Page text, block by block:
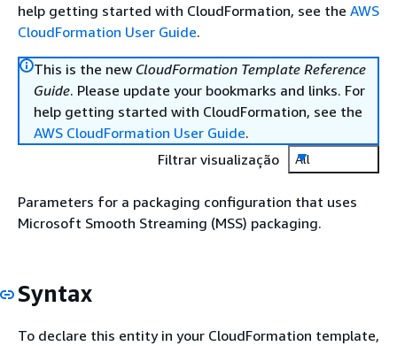
help getting started with CloudFormation, see the AWS
CloudFormation User Guide.
This is the new CloudFormation Template Reference
Guide. Please update your bookmarks and links. For
help getting started with CloudFormation, see the
AWS CloudFormation User Guide.
Filtrar visualização
All
Parameters for a packaging configuration that uses
Microsoft Smooth Streaming (MSS) packaging.
Syntax
To declare this entity in your CloudFormation template,